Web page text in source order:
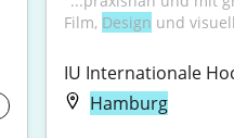
Film, Design und
IU Internationale
Hamburg